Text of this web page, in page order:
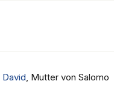
David, Mutter von Salomo